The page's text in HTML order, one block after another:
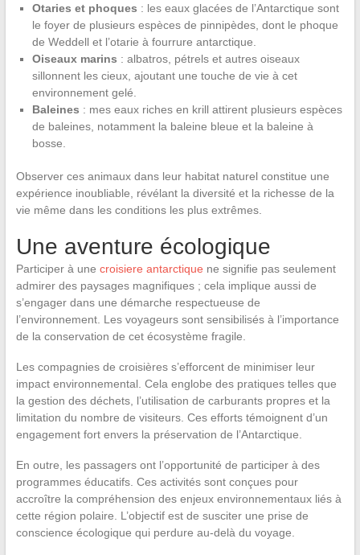
Otaries et phoques : les eaux glacées de l’Antarctique sont
le foyer de plusieurs espèces de pinnipèdes, dont le phoque
de Weddell et l’otarie à fourrure antarctique.
Oiseaux marins : albatros, pétrels et autres oiseaux
sillonnent les cieux, ajoutant une touche de vie à cet
environnement gelé.
Baleines : mes eaux riches en krill attirent plusieurs espèces
de baleines, notamment la baleine bleue et la baleine à
bosse.
Observer ces animaux dans leur habitat naturel constitue une
expérience inoubliable, révélant la diversité et la richesse de la
vie même dans les conditions les plus extrêmes.
Une aventure écologique
Participer à une croisiere antarctique ne signifie pas seulement
admirer des paysages magnifiques ; cela implique aussi de
s’engager dans une démarche respectueuse de
l’environnement. Les voyageurs sont sensibilisés à l’importance
de la conservation de cet écosystème fragile.
Les compagnies de croisières s’efforcent de minimiser leur
impact environnemental. Cela englobe des pratiques telles que
la gestion des déchets, l’utilisation de carburants propres et la
limitation du nombre de visiteurs. Ces efforts témoignent d’un
engagement fort envers la préservation de l’Antarctique.
En outre, les passagers ont l’opportunité de participer à des
programmes éducatifs. Ces activités sont conçues pour
accroître la compréhension des enjeux environnementaux liés à
cette région polaire. L’objectif est de susciter une prise de
conscience écologique qui perdure au-delà du voyage.